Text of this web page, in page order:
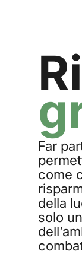
Far
come
della
solo